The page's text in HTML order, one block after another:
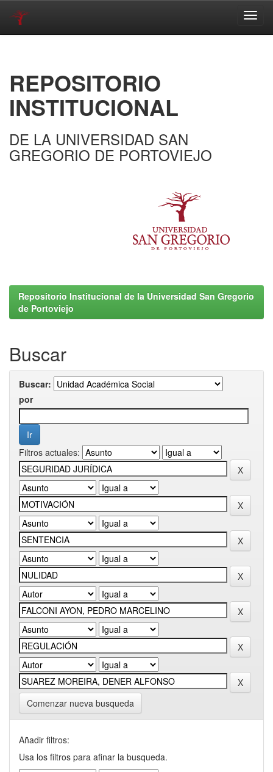
REPOSITORIO
INSTITUCIONAL
DE LA UNIVERSIDAD SAN
GREGORIO DE PORTOVIEJO
Repositorio Institucional de la Universidad San Gregorio
de Portoviejo
Buscar
Buscar:
por
Filtros actuales:
Comenzar nueva busqueda
Añadir filtros:
Usa los filtros para afinar la busqueda.